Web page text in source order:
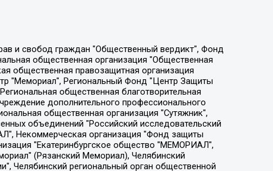
правовых программ "Лилит", Дальневосточное общественное движение "Маяк", Санкт-Петербургская ЛГБТ-инициативная группа "Выход", Инициативная группа ЛГБТ+ "Реверс", Алексеев Андрей Викторович, Бекбулатова Таисия Львовна, Беляев Иван Михайлович, Владыкина Елена Сергеевна, Гельман Марат Александрович, Никульшина Вероника Юрьевна, Толоконникова Надежда Андреевна, Шендерович Виктор Анатольевич, Общество с ограниченной ответственностью "Данное сообщение", Общество с ограниченной ответственностью Издательский дом "Новая глава", Айнбиндер Александра Александровна, Московский комьюнити-центр для ЛГБТ+инициатив, Благотворительный фонд развития филантропии, Deutsche Welle (Германия, Kurt-Schumacher-Strasse 3, 53113 Bonn), Борзунова Мария Михайловна, Воробьев Виктор Викторович, Голубева Анна Львовна, Константинова Алла Михайловна, Малкова Ирина Владимировна, Мурадов Мурад Абдулгалимович, Осетинская Елизавета Николаевна, Понасенков Евгений Николаевич, Ганапольский Матвей Юрьевич, Киселев Евгений Алексеевич, Борухович Ирина Григорьевна, Дремин Иван Тимофеевич, Дубровский Дмитрий Викторович, Красноярская региональная общественная организация поддержки и развития альтернативных образовательных технологий и межкультурных коммуникаций "ИНТЕРРА", Маяковская Екатерина Алексеевна, Фейгин Марк Захарович, Филимонов Андрей Викторович, Дзугкоева Регина Николаевна, Доброхотов Роман Александрович, Дудь Юрий Александрович, Елкин Сергей Владимирович, Кругликов Кирилл Игоревич, Сабунаева Мария Леонидовна, Семенов Алексей Владимирович, Шаинян Карен Багратович, Шульман Екатерина Михайловна, Асафьев Артур Валерьевич, Вахштайн Виктор Семенович, Венедиктов Алексей Алексеевич, Лушникова Екатерина Евгеньевна, Волков Леонид Михайлович, Невзоров Александр Глебович, Пархоменко Сергей Борисович, Сироткин Ярослав Николаевич, Кара-Мурза Владимир Владимирович, Баранова Наталья Владимировна, Гозман Леонид Яковлевич, Кагарлицкий Борис Юльевич, Климарев Михаил Валерьевич, Милов Владимир Станиславович, Автономная некоммерческая организация Краснодарский центр современного искусства "Типография", Моргенштерн Алишер Тагирович, Соболь Любовь Эдуардовна, Общество с ограниченной ответственностью "ЛИЗА НОРМ", Каспаров Гарри Кимович, Ходорковский Михаил Борисович, Общество с ограниченной ответственностью "Апрельские тезисы", Данилович Ирина Брониславовна, Кашин Олег Владимирович, Петров Николай Владимирович, Пивоваров Алексей Владимирович, Соколов Михаил Владимирович, Цветкова Юлия Владимировна, Чичваркин Евгений Александрович, Комитет против пыток/Команда против пыток, Общество с ограниченной ответственностью "Первый научный", Общество с ограниченной ответственностью "Вертолет и ко", Белоцерковская Вероника Борисовна, Кац Максим Евгеньевич, Лазарева Татьяна Юрьевна, Шаведдинов Руслан Табризович, Яшин Илья Валерьевич, Общество с ограниченной ответственностью "Иноагент ААВ", Алешковский Дмитрий Петрович, Альбац Евгения Марковна, Быков Дмитрий Львович, Галямина Юлия Евгеньевна, Лойко Сергей Леонидович, Мартынов Кирилл Константинович, Медведев Сергей Александрович, Крашенинников Федор Геннадиевич, Гордеева Катерина Вл